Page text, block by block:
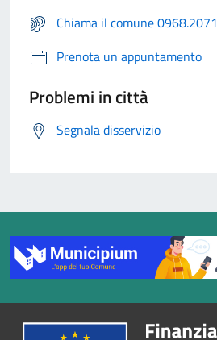
Chiama il comune 0968.2071
Prenota un appuntamento
Problemi in città
Segnala disservizio